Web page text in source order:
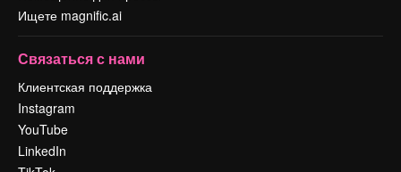
Ищете magnific.ai
Связаться с нами
Клиентская поддержка
Instagram
YouTube
LinkedIn